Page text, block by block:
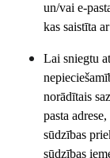
un/vai e-
kas saistīta
Lai sniegtu
norādītais
pasta
sūdzības
sūdzības